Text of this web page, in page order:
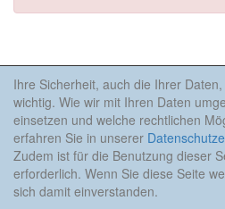
Anzeige
Ihre Sicherheit, auch die Ihrer
wichtig. Wie wir mit Ihren Daten
einsetzen und welche rechtlichen
erfahren Sie in unserer
Zudem ist für die Benutzung dieser
erforderlich. Wenn Sie diese Seite
sich damit einverstanden.